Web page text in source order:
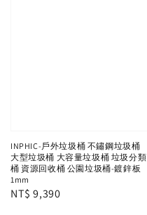
INPHIC-戶外垃圾桶 不鏽鋼垃圾桶
大型垃圾桶 大容量垃圾桶 垃圾分類
桶 資源回收桶 公園垃圾桶-鍍鋅板
1mm
Regular
NT$ 9,390